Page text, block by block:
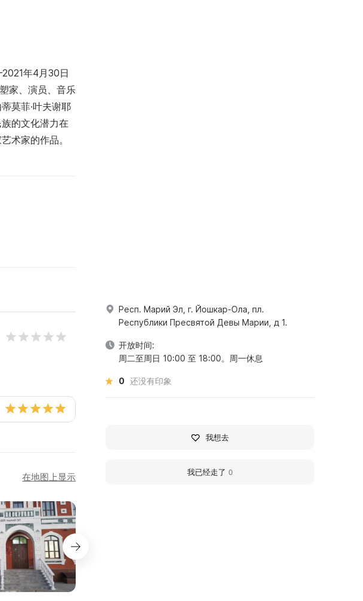
年4月30日
家、演员、音乐
莫菲·叶夫谢耶
的文化潜力在
术家的作品。
在地图上显示
Респ. Марий Эл, г. Йошкар-Ола, пл.
Республики Пресвятой Девы Марии, д 1.
开放时间:
周二至周日 10:00 至 18:00。周一休息
0 还没有印象
我想去
我已经走了 0